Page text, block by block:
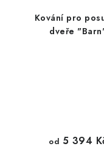
Kování pro
dveře
od 5 394